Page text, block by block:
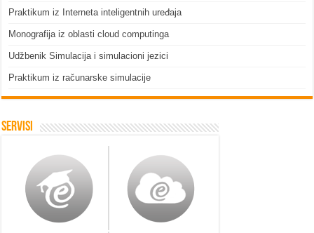
Praktikum iz Interneta inteligentnih uređaja
Monografija iz oblasti cloud computinga
Udžbenik Simulacija i simulacioni jezici
Praktikum iz računarske simulacije
Servisi